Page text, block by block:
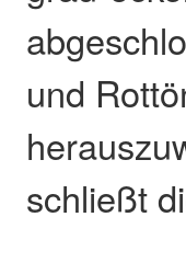
und
schließt